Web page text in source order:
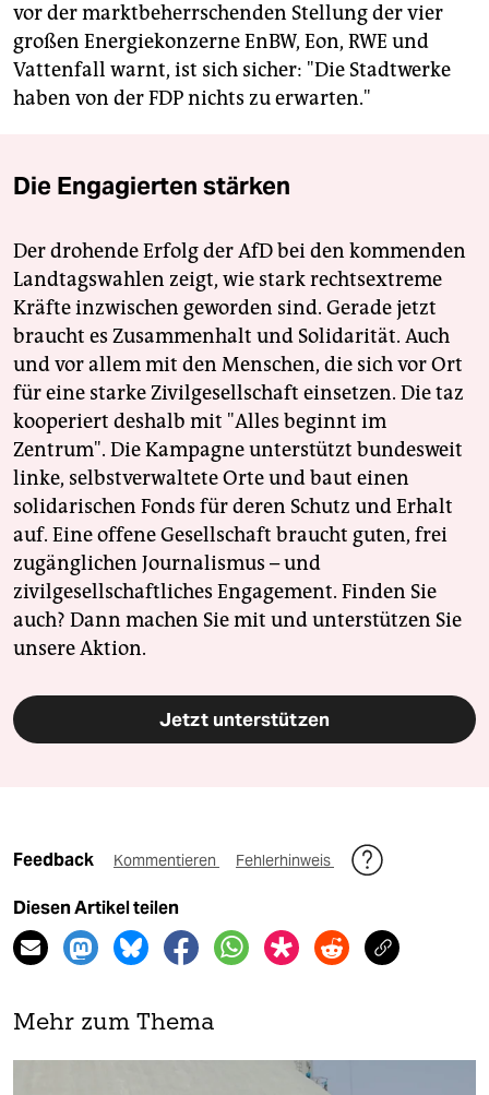
vor der marktbeherrschenden Stellung der vier
großen Energiekonzerne EnBW, Eon, RWE und
Vattenfall warnt, ist sich sicher: "Die Stadtwerke
haben von der FDP nichts zu erwarten."
Die Engagierten stärken
Der drohende Erfolg der AfD bei den kommenden
Landtagswahlen zeigt, wie stark rechtsextreme
Kräfte inzwischen geworden sind. Gerade jetzt
braucht es Zusammenhalt und Solidarität. Auch
und vor allem mit den Menschen, die sich vor Ort
für eine starke Zivilgesellschaft einsetzen. Die taz
kooperiert deshalb mit "Alles beginnt im
Zentrum". Die Kampagne unterstützt bundesweit
linke, selbstverwaltete Orte und baut einen
solidarischen Fonds für deren Schutz und Erhalt
auf. Eine offene Gesellschaft braucht guten, frei
zugänglichen Journalismus – und
zivilgesellschaftliches Engagement. Finden Sie
auch? Dann machen Sie mit und unterstützen Sie
unsere Aktion.
Jetzt unterstützen
Feedback Kommentieren Fehlerhinweis
Diesen Artikel teilen
Mehr zum Thema